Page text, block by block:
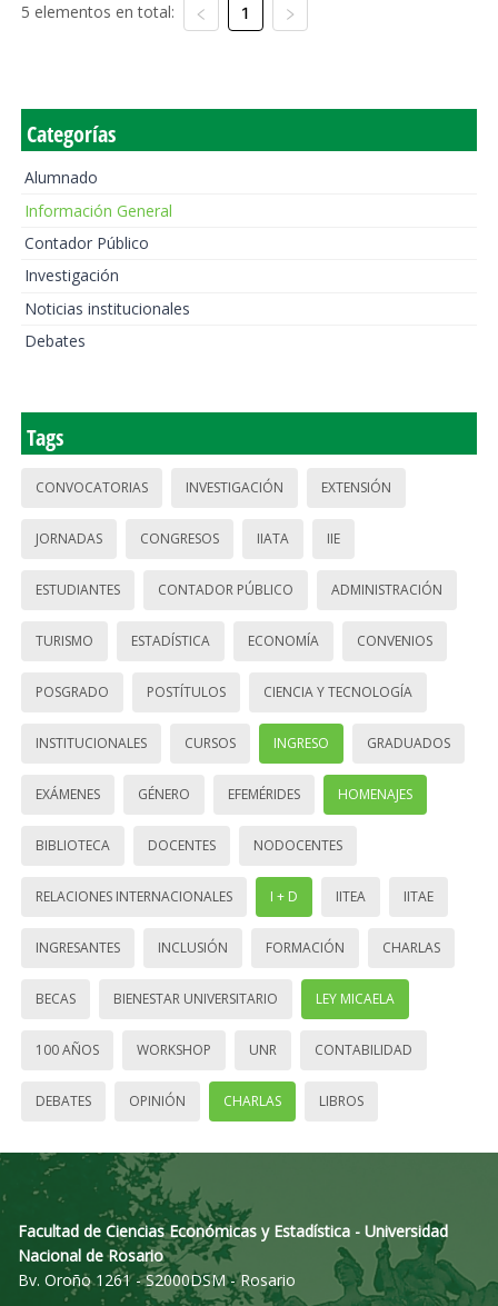
5 elementos en total: 1
Categorías
Alumnado
Información General
Contador Público
Investigación
Noticias institucionales
Debates
Tags
CONVOCATORIAS INVESTIGACIÓN EXTENSIÓN
JORNADAS CONGRESOS IIATA IIE
ESTUDIANTES CONTADOR PÚBLICO ADMINISTRACIÓN
TURISMO ESTADÍSTICA ECONOMÍA CONVENIOS
POSGRADO POSTÍTULOS CIENCIA Y TECNOLOGÍA
INSTITUCIONALES CURSOS INGRESO GRADUADOS
EXÁMENES GÉNERO EFEMÉRIDES HOMENAJES
BIBLIOTECA DOCENTES NODOCENTES
RELACIONES INTERNACIONALES I + D IITEA IITAE
INGRESANTES INCLUSIÓN FORMACIÓN CHARLAS
BECAS BIENESTAR UNIVERSITARIO LEY MICAELA
100 AÑOS WORKSHOP UNR CONTABILIDAD
DEBATES OPINIÓN CHARLAS LIBROS
Facultad de Ciencias Económicas y Estadística - Universidad
Nacional de Rosario
Bv. Oroño 1261 - S2000DSM - Rosario